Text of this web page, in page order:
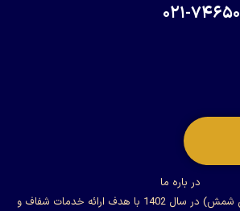
۰۲۱-۷۴۶۵۰
در باره ما
زرناب تجارت رادین(رادین شمش) در سال 1402 با هدف ارائه خدمات شفاف و